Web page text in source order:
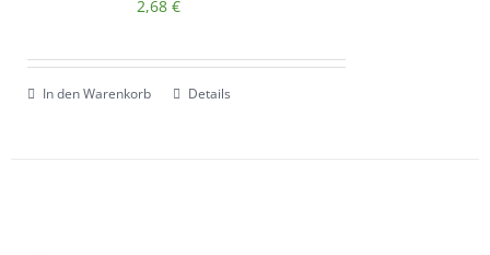
2,68 €
In den Warenkorb Details